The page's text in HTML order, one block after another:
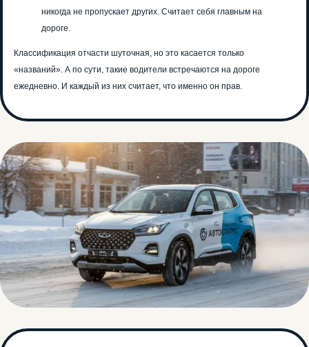
никогда не пропускает других. Считает себя главным на
дороге.
Классификация отчасти шуточная, но это касается только
«названий». А по сути, такие водители встречаются на дороге
ежедневно. И каждый из них считает, что именно он прав.